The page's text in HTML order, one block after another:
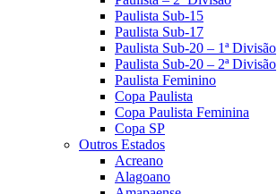
Paulista Sub-15
Paulista Sub-17
Paulista Sub-20 – 1ª Divisão
Paulista Sub-20 – 2ª Divisão
Paulista Feminino
Copa Paulista
Copa Paulista Feminina
Copa SP
Outros Estados
Acreano
Alagoano